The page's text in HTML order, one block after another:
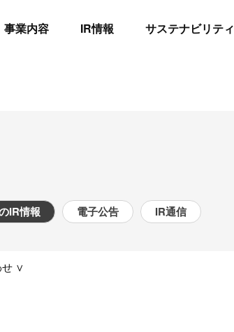
事業内容 IR情報 サステナビリティ
IR情報 電子公告 IR通信
せ ∨